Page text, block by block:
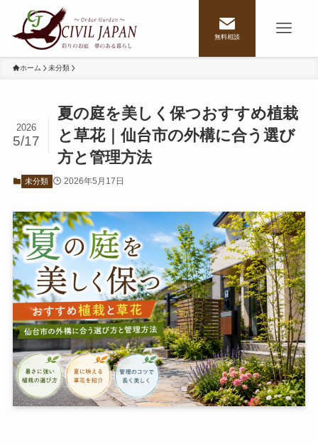
無料相談
ホーム 未分類
夏の庭を美しく保つおすすめ植栽
と草花｜仙台市の外構に合う選び
方と管理方法
2026
5/17
未分類 2026年5月17日